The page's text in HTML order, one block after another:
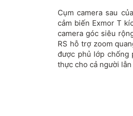
Cụm camera sau
cảm biến Exmor T
camera góc siêu
RS hỗ trợ zoom
được phủ lớp chống
thực cho cả người